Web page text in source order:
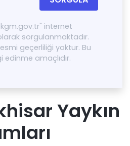
internet
sorgulanmaktadır.
geçerliliği yoktur. Bu
amaçlıdır.
Yaykın